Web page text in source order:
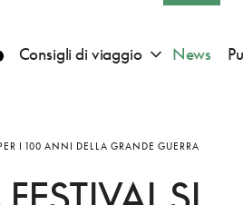
Consigli di viaggio Apri sotto
News
I 100 ANNI DELLA GRANDE GUERRA